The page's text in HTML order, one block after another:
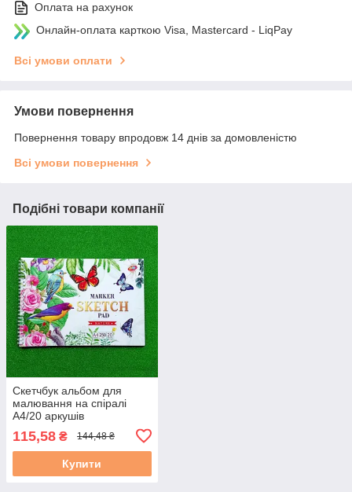
Оплата на рахунок
Онлайн-оплата карткою Visa, Mastercard - LiqPay
Всі умови оплати
Умови повернення
Повернення товару впродовж 14 днів за домовленістю
Всі умови повернення
Подібні товари компанії
Скетчбук альбом для
малювання на спіралі
А4/20 аркушів
115,58 ₴ 144,48 ₴
Купити